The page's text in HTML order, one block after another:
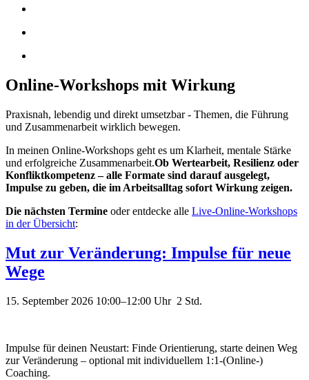
Online-Workshops mit Wirkung
Praxisnah, lebendig und direkt umsetzbar - Themen, die Führung
und Zusammenarbeit wirklich bewegen.
In meinen Online-Workshops geht es um Klarheit, mentale Stärke
und erfolgreiche Zusammenarbeit.Ob Wertearbeit, Resilienz oder
Konfliktkompetenz – alle Formate sind darauf ausgelegt,
Impulse zu geben, die im Arbeitsalltag sofort Wirkung zeigen.
Die nächsten Termine oder entdecke alle Live-Online-Workshops
in der Übersicht:
Mut zur Veränderung: Impulse für neue
Wege
15. September 2026 10:00–12:00 Uhr 2 Std.
Impulse für deinen Neustart: Finde Orientierung, starte deinen Weg
zur Veränderung – optional mit individuellem 1:1-(Online-)
Coaching.